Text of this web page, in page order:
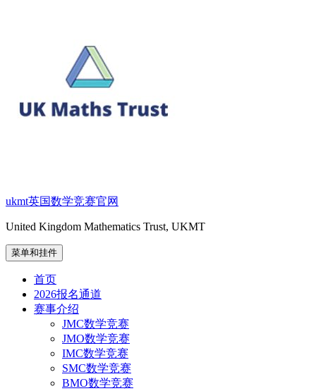
ukmt英国数学竞赛官网
United Kingdom Mathematics Trust, UKMT
菜单和挂件
首页
2026报名通道
赛事介绍
JMC数学竞赛
JMO数学竞赛
IMC数学竞赛
SMC数学竞赛
BMO数学竞赛